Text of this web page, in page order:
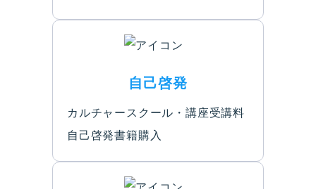
自己啓発
カルチャースクール・講座受講料
自己啓発書籍購入